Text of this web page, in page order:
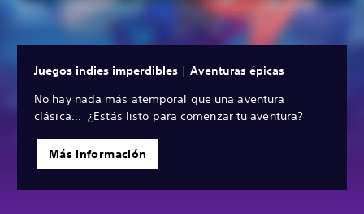
Juegos indies imperdibles | Aventuras épicas
No hay nada más atemporal que una aventura
clásica... ¿Estás listo para comenzar tu aventura?
Más información